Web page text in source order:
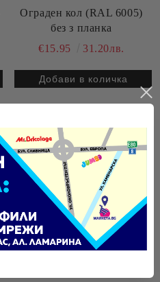
Ограден кол (RAL 6005)
без з планка
€15.95
31.20лв.